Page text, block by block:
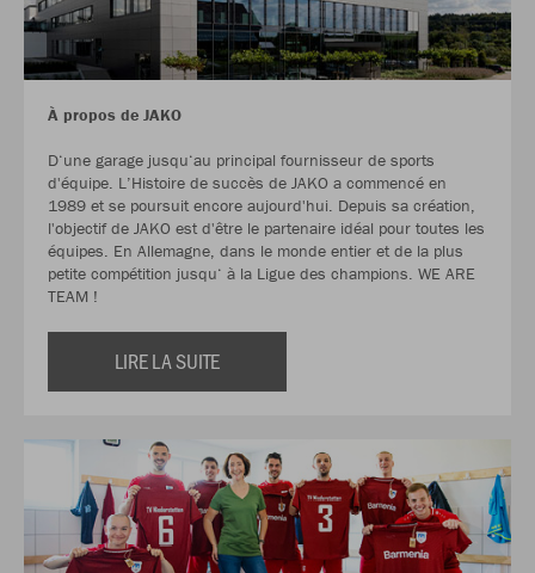
À propos de JAKO
D‘une garage jusqu‘au principal fournisseur de sports
d'équipe. L’Histoire de succès de JAKO a commencé en
1989 et se poursuit encore aujourd'hui. Depuis sa création,
l'objectif de JAKO est d'être le partenaire idéal pour toutes les
équipes. En Allemagne, dans le monde entier et de la plus
petite compétition jusqu‘ à la Ligue des champions. WE ARE
TEAM !
LIRE LA SUITE